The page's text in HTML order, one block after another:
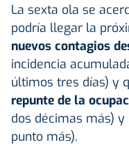
La sexta ola se
podría llegar la
nuevos contagios
incidencia
últimos tres días) y
repunte de la
dos décimas más) y
punto más).